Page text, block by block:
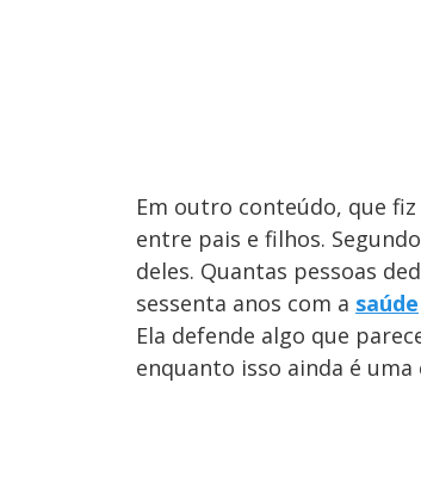
Em outro conteúdo, que
entre pais e filhos.
deles. Quantas pessoas
sessenta anos com a saúde
Ela defende algo que
enquanto isso ainda é